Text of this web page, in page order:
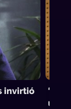
invirtió
“Yo